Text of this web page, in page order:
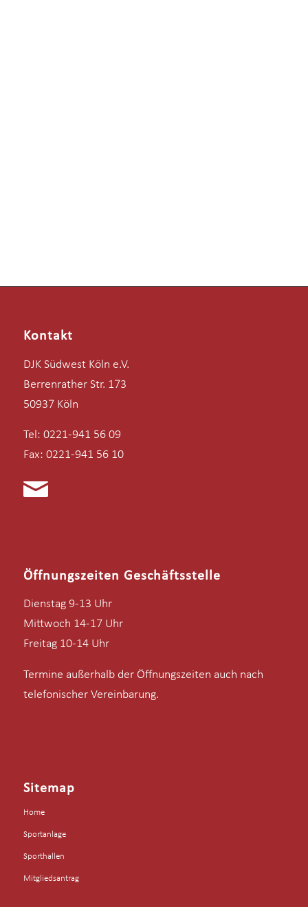
Kontakt
DJK Südwest Köln e.V.
Berrenrather Str. 173
50937 Köln
Tel: 0221-941 56 09
Fax: 0221-941 56 10
Öffnungszeiten Geschäftsstelle
Dienstag 9-13 Uhr
Mittwoch 14-17 Uhr
Freitag 10-14 Uhr
Termine außerhalb der Öffnungszeiten auch nach
telefonischer Vereinbarung.
Sitemap
Home
Sportanlage
Sporthallen
Mitgliedsantrag